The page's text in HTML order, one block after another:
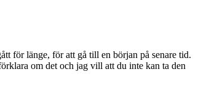
för länge, för att gå till en början på senare tid.
om det och jag vill att du inte kan ta den